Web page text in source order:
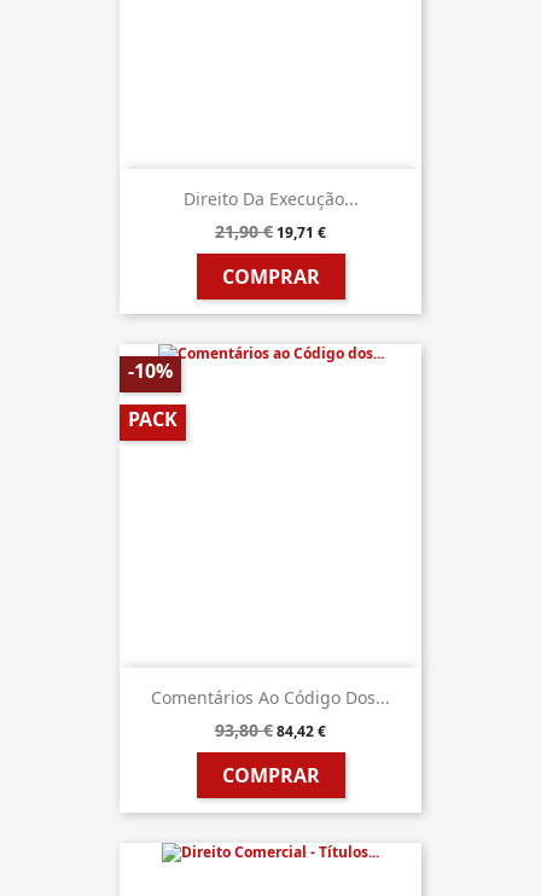
Direito Da Execução...
21,90 € 19,71 €
COMPRAR
Comentários Ao Código Dos...
93,80 €84,42 €
COMPRAR
-10%
PACK